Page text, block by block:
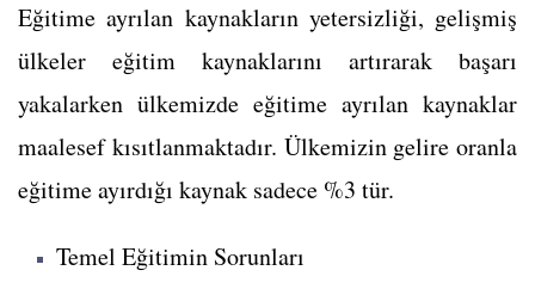
Eğitime ayrılan kaynakların yetersizliği, gelişmiş
ülkeler eğitim kaynaklarını artırarak başarı
yakalarken ülkemizde eğitime ayrılan kaynaklar
maalesef kısıtlanmaktadır. Ülkemizin gelire oranla
eğitime ayırdığı kaynak sadece %3 tür.
Temel Eğitimin Sorunları